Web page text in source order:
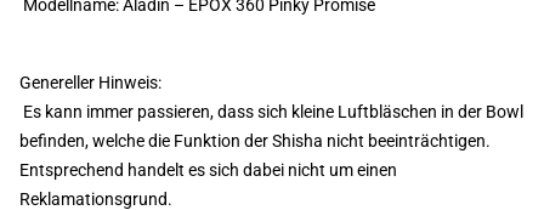
Modellname: Aladin – EPOX 360 Pinky Promise
Genereller Hinweis:
Es kann immer passieren, dass sich kleine Luftbläschen in der Bowl
befinden, welche die Funktion der Shisha nicht beeinträchtigen.
Entsprechend handelt es sich dabei nicht um einen
Reklamationsgrund.